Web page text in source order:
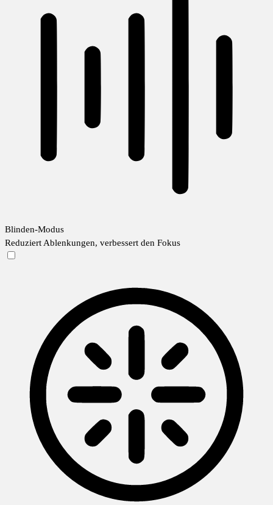
Blinden-Modus
Reduziert Ablenkungen, verbessert den Fokus